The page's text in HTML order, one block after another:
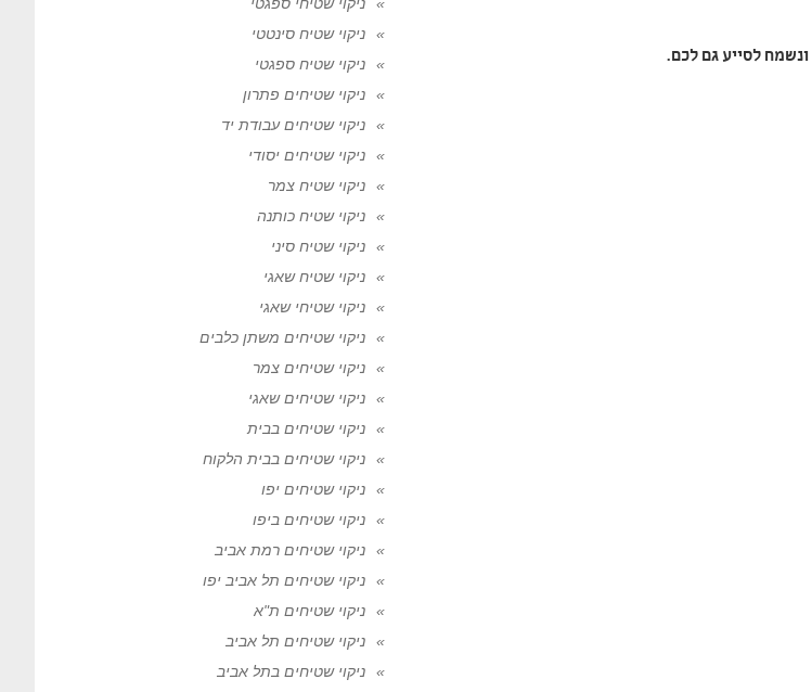
ונשמחלסייע גם לכם.
ניקוי שטיח סינטטי
ניקוי שטיח ספגטי
ניקוי שטיחים פתרון
ניקוי שטיחים עבודת יד
ניקוי שטיחים יסודי
ניקוי שטיח צמר
ניקוי שטיח כותנה
ניקוי שטיח סיני
ניקוי שטיח שאגי
ניקוי שטיחי שאגי
ניקוי שטיחים משתן כלבים
ניקוי שטיחים צמר
ניקוי שטיחים שאגי
ניקוי שטיחים בבית
ניקוי שטיחים בבית הלקוח
ניקוי שטיחים יפו
ניקוי שטיחים ביפו
ניקוי שטיחים רמת אביב
ניקוי שטיחים תל אביב יפו
ניקוי שטיחים ת"א
ניקוי שטיחים תל אביב
ניקוי שטיחים בתל אביב